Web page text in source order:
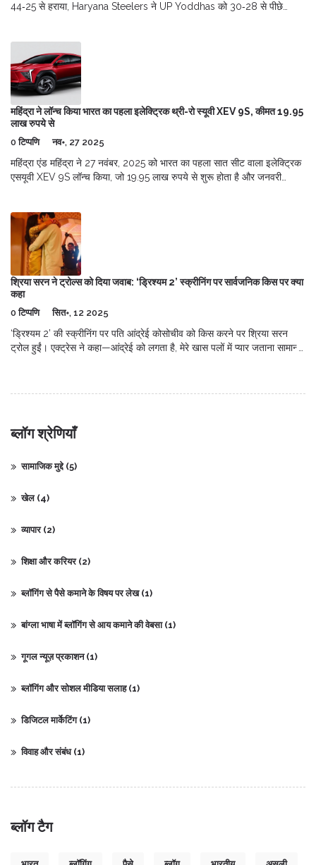
44‑25 से हराया, Haryana Steelers ने UP Yoddhas को 30‑28 से पीछे
महिंद्रा ने लॉन्च किया भारत का पहला इलेक्ट्रिक थ्री-रो स्यूवी XEV 9S, कीमत 19.95
लाख रुपये से
0 टिप्पणि नव॰, 27 2025
महिंद्रा एंड महिंद्रा ने 27 नवंबर, 2025 को भारत का पहला सात सीट वाला इलेक्ट्रिक
एसयूवी XEV 9S लॉन्च किया, जो 19.95 लाख रुपये से शुरू होता है और जनवरी
श्रिया सरन ने ट्रोल्स को दिया जवाब: ‘ड्रिश्यम 2’ स्क्रीनिंग पर सार्वजनिक किस पर क्या
कहा
0 टिप्पणि सित॰, 12 2025
‘ड्रिश्यम 2’ की स्क्रीनिंग पर पति आंद्रेई कोसोचीव को किस करने पर श्रिया सरन
ट्रोल हुईं। एक्ट्रेस ने कहा—आंद्रेई को लगता है, मेरे खास पलों में प्यार जताना सामान्य
ब्लॉग श्रेणियाँ
सामाजिक मुद्दे (5)
खेल (4)
व्यापार (2)
शिक्षा और करियर (2)
ब्लॉगिंग से पैसे कमाने के विषय पर लेख (1)
बांग्ला भाषा में ब्लॉगिंग से आय कमाने की वेबसा (1)
गूगल न्यूज़ प्रकाशन (1)
ब्लॉगिंग और सोशल मीडिया सलाह (1)
डिजिटल मार्केटिंग (1)
विवाह और संबंध (1)
ब्लॉग टैग